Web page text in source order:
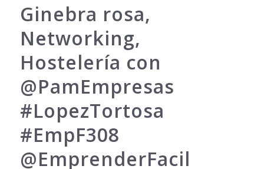
Ginebra rosa,
Networking,
Hostelería con
@PamEmpresas
#LopezTortosa
#EmpF308
@EmprenderFacil